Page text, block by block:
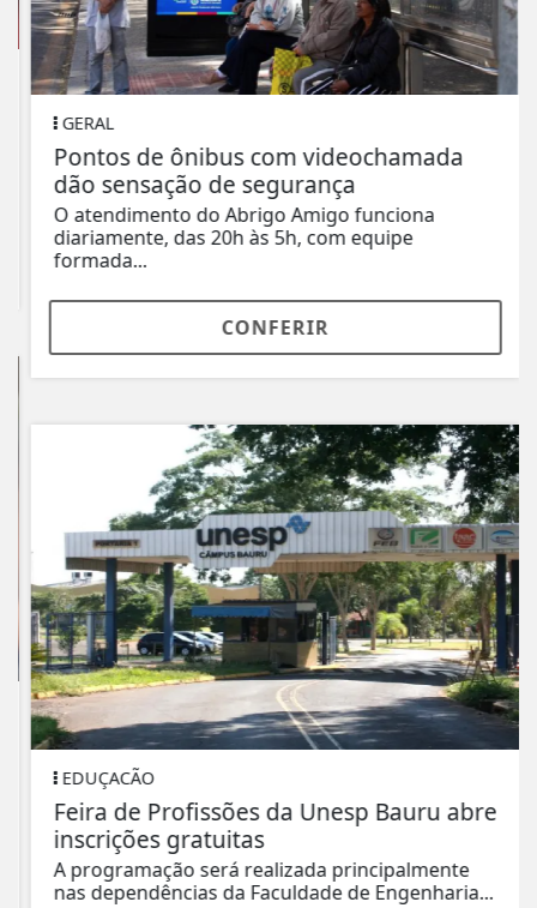
GERAL
Pontos de ônibus com videochamada
dão sensação de segurança
O atendimento do Abrigo Amigo funciona
diariamente, das 20h às 5h, com equipe
formada...
CONFERIR
EDUÇACÃO
Feira de Profissões da Unesp Bauru abre
inscrições gratuitas
A programação será realizada principalmente
nas dependências da Faculdade de Engenharia...